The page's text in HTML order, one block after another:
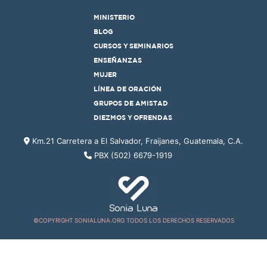
MINISTERIO
BLOG
CURSOS Y SEMINARIOS
ENSEÑANZAS
MUJER
LÍNEA DE ORACIÓN
GRUPOS DE AMISTAD
DIEZMOS Y OFRENDAS
Km.21 Carretera a El Salvador, Fraijanes, Guatemala, C.A.
PBX (502) 6679-1919
©COPYRIGHT SONIALUNA.ORG TODOS LOS DERECHOS RESERVADOS